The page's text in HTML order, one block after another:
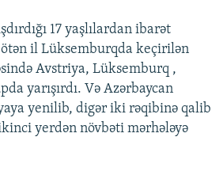
17 yaşlılardan ibarət
ötən il Lüksemburqda keçirilən
Avstriya, Lüksemburq ,
yarışırdı. Və Azərbaycan
yenilib, digər iki rəqibinə qalib
yerdən növbəti mərhələyə